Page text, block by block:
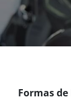
Formas